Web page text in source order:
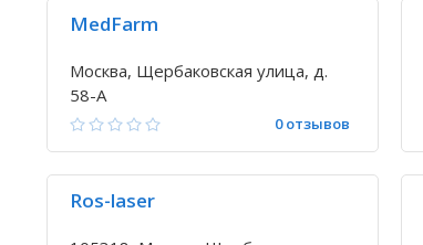
MedFarm
Москва, Щербаковская улица, д.
58-А
0 отзывов
Ros-laser